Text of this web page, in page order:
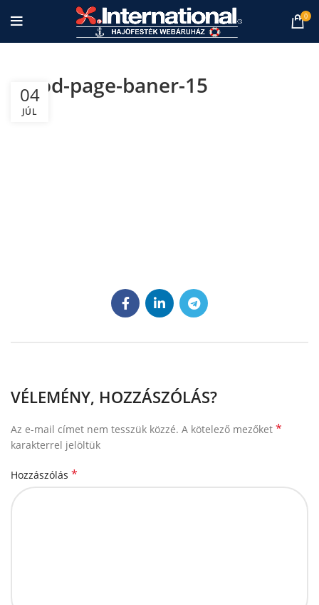
0
wood-page-baner-15
04
JÚL
VÉLEMÉNY, HOZZÁSZÓLÁS?
Az e-mail címet nem tesszük közzé. A kötelező mezőket *
karakterrel jelöltük
Hozzászólás *